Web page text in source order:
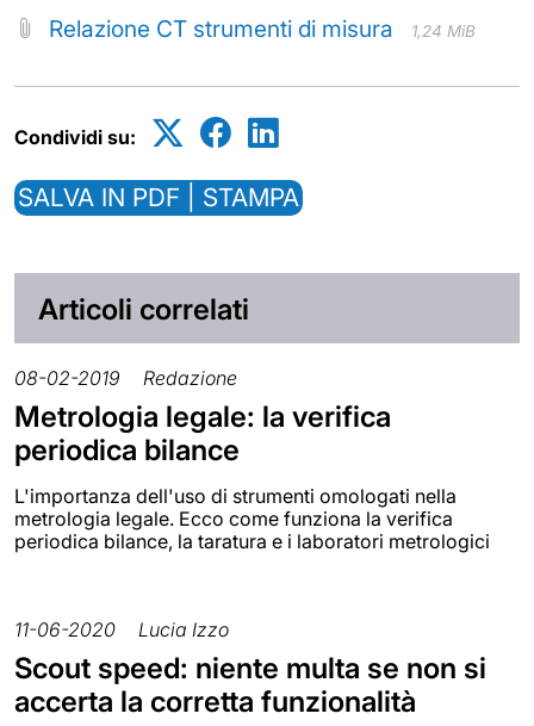
Relazione CT strumenti di misura 1,24 MiB
Condividi su:
SALVA IN PDF | STAMPA
Articoli correlati
08-02-2019 Redazione
Metrologia legale: la verifica
periodica bilance
L'importanza dell'uso di strumenti omologati nella
metrologia legale. Ecco come funziona la verifica
periodica bilance, la taratura e i laboratori metrologici
11-06-2020 Lucia Izzo
Scout speed: niente multa se non si
accerta la corretta funzionalità